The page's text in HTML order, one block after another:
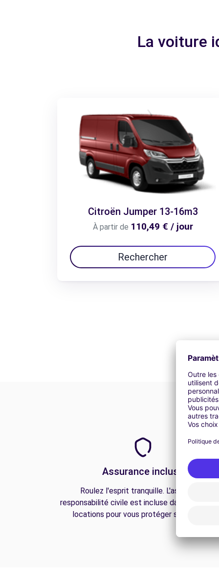
La voiture
Citroën Jumper 13-16m3
À partir de 110,49 € / jour
Rechercher
Assurance incluse
Roulez l'esprit tranquille. L'assurance
responsabilité civile est incluse dans toutes
locations pour vous protéger sur la route.